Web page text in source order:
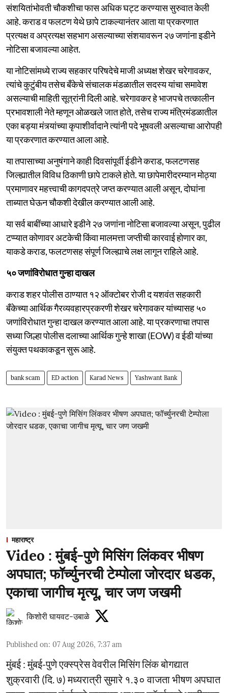
संशयितांभोवती चौकशीचा फास अधिक घट्ट करण्यास सुरुवात केली
आहे. कराड व फलटण येथे छापे टाकल्यानंतर आता या प्रकरणात
प्रत्यक्ष व अप्रत्यक्ष सहभाग असल्याच्या संशयावरून २७ जणांना इडीने
नोटिसा बजावल्या आहेत.
या नोटिसांमध्ये राज्य सहकार परिषदेचे माजी अध्यक्ष शेखर चरेगावकर,
त्यांचे कुटुंबीय तसेच बँकेचे संचालक मंडळातील सदस्य यांचा समावेश
असल्याची माहिती सूत्रांनी दिली आहे. चरेगावकर हे भाजपचे तत्कालीन
प्रभावशाली नेते म्हणून ओळखले जात होते, तसेच राज्य मंत्रिमंडळातील
एका बड्या मंत्र्यांच्या कृपाशीर्वादाने त्यांनी पदे भूषवली असल्याचा आरोपही
या प्रकरणात करण्यात आला आहे.
या तपासाच्या अनुषंगाने काही दिवसांपूर्वी ईडीने कराड, फलटणसह
जिल्ह्यातील विविध ठिकाणी छापे टाकले होते. या छापेमारीदरम्यान मोठ्या
प्रमाणावर महत्त्वाची कागदपत्रे जप्त करण्यात आली असून, दोघांना
ताब्यात घेऊन चौकशी देखील करण्यात आली आहे.
या सर्व बाबींच्या आधारे इडीने २७ जणांना नोटिसा बजावल्या असून, पुढील
टप्प्यात कोणावर अटकेची किंवा मालमत्ता जप्तीची कारवाई होणार का,
याकडे कराड, फलटणसह संपूर्ण जिल्ह्याचे लक्ष लागून राहिले आहे.
५० जणांविरोधात गुन्हा दाखल
कराड शहर पोलीस ठाण्यात १२ ऑक्टोबर रोजी द यशवंत सहकारी
बँकेच्या आर्थिक गैरव्यवहारप्रकरणी शेखर चरेगावकर यांच्यासह ५०
जणांविरोधात गुन्हा दाखल करण्यात आला आहे. या प्रकरणाचा तपास
सध्या जिल्हा पोलीस दलाच्या आर्थिक गुन्हे शाखा (EOW) व ईडी यांच्या
संयुक्त पथकाकडून सुरू आहे.
bank scam ED action Karad News Yashwant Bank
महाराष्ट्र
Video : मुंबई-पुणे मिसिंग लिंकवर भीषण
अपघात; फॉर्च्युनरची टेम्पोला जोरदार धडक,
एकाचा जागीच मृत्यू, चार जण जखमी
किशोरी घायवट-उबाळे
Published on: 07 Aug 2026, 7:37 am
मुंबई : मुंबई-पुणे एक्स्प्रेस वेवरील मिसिंग लिंक बोगद्यात
शुक्रवारी (दि. ७) मध्यरात्री सुमारे १.३० वाजता भीषण अपघात